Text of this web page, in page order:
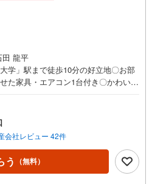
田 龍平
学」駅まで徒歩10分の好立地〇お部
た家具・エアコン1台付き〇かわいい
ーン対象店舗ーーーー当店で物件を
ナスライトがもらえる「Yahoo！ 不
ペーン」の対象になります。「資料
をする」ボタンからお問い合わせく
！ JAPAN IDでログインしてくださ
ライトは出金と譲渡はできません。
会社レビュー 42件
う （無料）